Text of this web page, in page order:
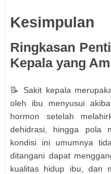
Kesimpulan
Ringkasan
Kepala yang
📝 Sakit kepala
oleh ibu menyusui
hormon setelah
dehidrasi, hingga pola
kondisi ini umumnya
ditangani dapat
kualitas hidup ibu, dan